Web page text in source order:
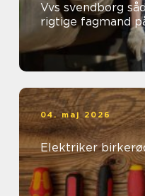
Vvs svendborg sådan vælger du den
rigtige fagmand
04. maj 2026
Elektriker